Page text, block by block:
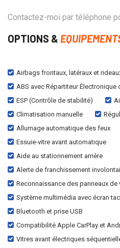
Contactez-moi par téléphone
OPTIONS &
Airbags frontaux, latéraux et
ABS avec Répartiteur Électronique
ESP (Contrôle de stabilité)
Climatisation manuelle
Allumage automatique des feux
Essuie-vitre avant automatique
Aide au stationnement arrière
Alerte de franchissement
Reconnaissance des panneaux de
Système multimédia avec écran
Bluetooth et prise USB
Compatibilité Apple CarPlay et
Vitres avant électriques